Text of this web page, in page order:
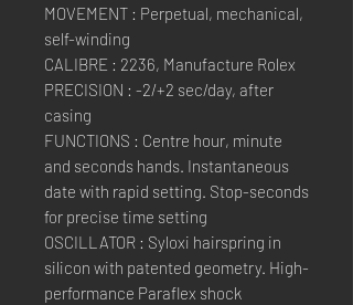
MOVEMENT : Perpetual, mechanical,
self-winding
CALIBRE : 2236, Manufacture Rolex
PRECISION : -2/+2 sec/day, after
casing
FUNCTIONS : Centre hour, minute
and seconds hands. Instantaneous
date with rapid setting. Stop-seconds
for precise time setting
OSCILLATOR : Syloxi hairspring in
silicon with patented geometry. High-
performance Paraflex shock